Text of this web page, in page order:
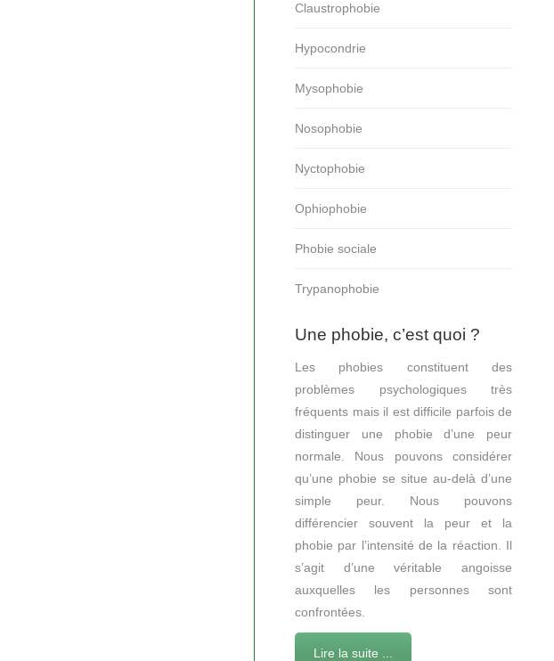
Claustrophobie
Hypocondrie
Mysophobie
Nosophobie
Nyctophobie
Ophiophobie
Phobie sociale
Trypanophobie
Une phobie, c’est quoi ?
Les phobies constituent des
problèmes psychologiques très
fréquents mais il est difficile parfois de
distinguer une phobie d’une peur
normale. Nous pouvons considérer
qu’une phobie se situe au-delà d’une
simple peur. Nous pouvons
différencier souvent la peur et la
phobie par l’intensité de la réaction. Il
s’agit d’une véritable angoisse
auxquelles les personnes sont
confrontées.
Lire la suite ...